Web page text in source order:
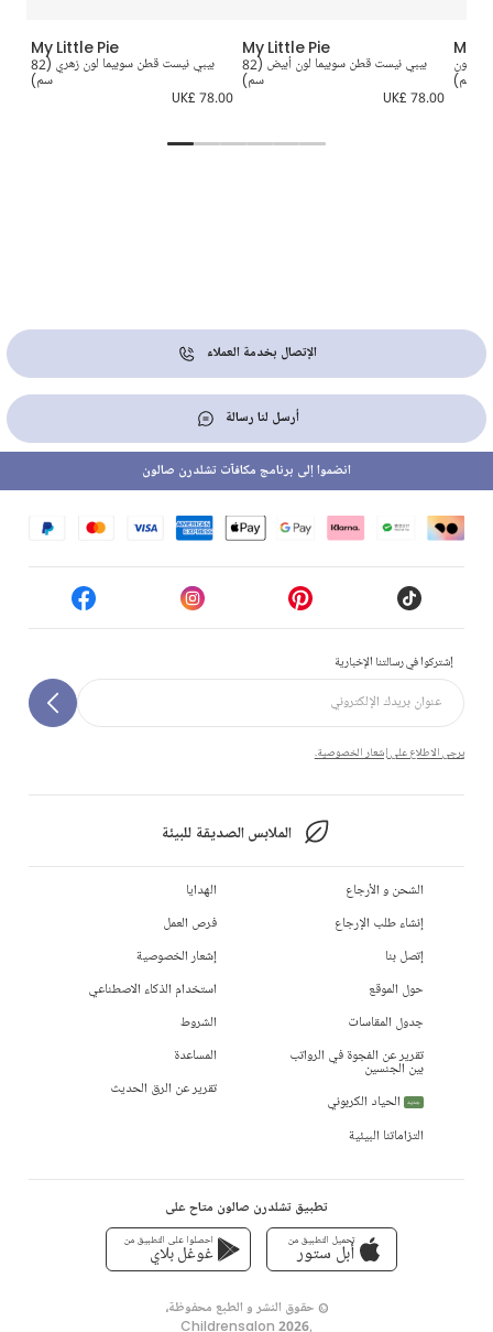
My Little Pie
بيبي نيست قطن سوبيما لون زهري (82
سم)
UK£ 78.00
My Little Pie
بيبي نيست قطن سوبيما لون أبيض (82
سم)
UK£ 78.00
My
لون
الإتصال بخدمة العملاء
أرسل لنا رسالة
إشتركوا في رسالتنا الإخبارية
يرجى الاطلاع على إشعار الخصوصية.
الملابس الصديقة للبيئة
انضموا إلى برنامج مكافآت تشلدرن صالون
الشحن و الأرجاع
إنشاء طلب الإرجاع
إتصل بنا
حول الموقع
جدول المقاسات
تقرير عن الفجوة في الرواتب
بين الجنسين
جديد
الحياد الكربوني
التزاماتنا البيئية
الهدايا
فرص العمل
إشعار الخصوصية
استخدام الذكاء الاصطناعي
الشروط
المساعدة
تقرير عن الرق الحديث
تطبيق تشلدرن صالون متاح على
تحميل التطبيق من
أبل ستور
احصلوا على التطبيق من
غوغل بلاي
© حقوق النشر و الطبع محفوظة،
,
Childrensalon 2026